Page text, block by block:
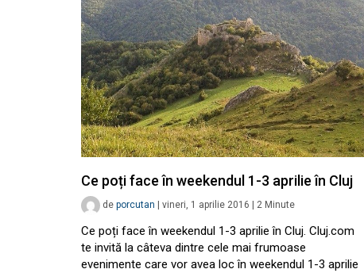
Ce poți face în weekendul 1-3 aprilie în Cluj
de porcutan vineri, 1 aprilie 2016 2 Minute
Ce poți face în weekendul 1-3 aprilie în Cluj. Cluj.com
te invită la câteva dintre cele mai frumoase
evenimente care vor avea loc în weekendul 1-3 aprilie